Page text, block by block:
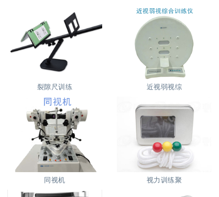
裂隙尺训练 近视弱视综
同视机 视力训练聚